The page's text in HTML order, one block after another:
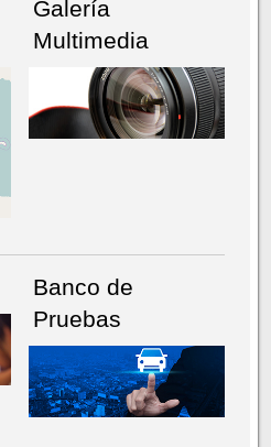
Galería
Multimedia
Banco de
Pruebas